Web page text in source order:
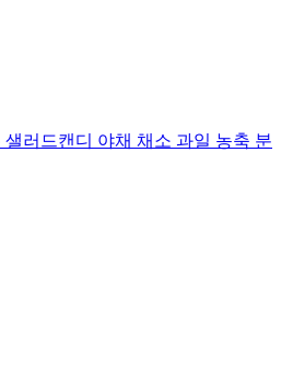
러드캔디 야채 채소 과일 농축 분